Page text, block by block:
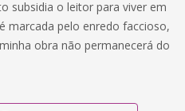
subsidia o leitor para viver em
marcada pelo enredo faccioso,
obra não permanecerá do